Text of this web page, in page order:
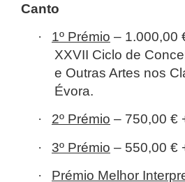
Canto
·
1º Prémio – 1.000,00
XXVII Ciclo de
e Outras Artes nos
Évora.
·
2º Prémio – 750,00 €
·
3º Prémio – 550,00 €
·
Prémio Melhor